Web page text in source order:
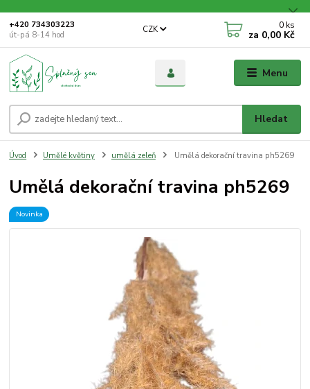
Menu
CZK
Hledat
+420 734303223
út-pá 8-14 hod
0 ks
za 0,00 Kč
Úvod Umělé květiny umělá zeleň Umělá dekorační travina ph5269
Umělá dekorační travina ph5269
Novinka